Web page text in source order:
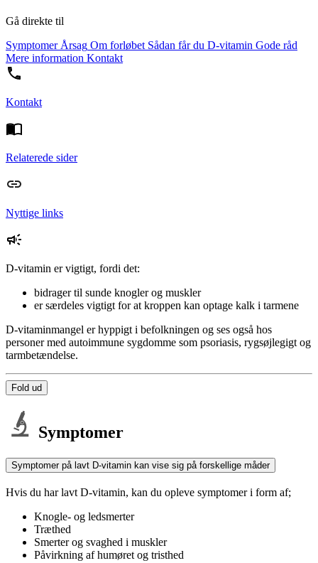
Gå direkte til
SymptomerÅrsag Om forløbet Sådan får du D-vitamin Gode råd
Mere information Kontakt
Kontakt
Relaterede sider
Nyttige links
D-vitamin er vigtigt, fordi det:
bidrager til sunde knogler og muskler
er særdeles vigtigt for at kroppen kan optage kalk i tarmene
D-vitaminmangel er hyppigt i befolkningen og ses også hos
personer med autoimmune sygdomme som psoriasis, rygsøjlegigt og
tarmbetændelse.
Fold ud
Symptomer
Symptomer på lavt D-vitamin kan vise sig på forskellige måder
Hvis du har lavt D-vitamin, kan du opleve symptomer i form af;
Knogle- og ledsmerter
Træthed
Smerter og svaghed i muskler
Påvirkning af humøret og tristhed